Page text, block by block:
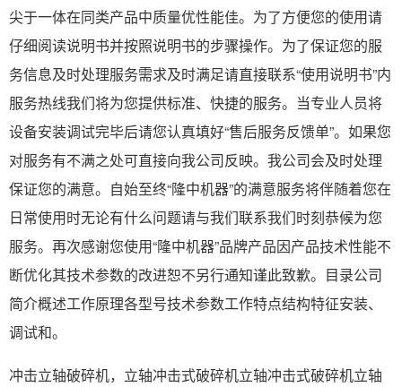
尖于一体在同类产品中质量优性能佳。为了方便您的使用请
仔细阅读说明书并按照说明书的步骤操作。为了保证您的服
务信息及时处理服务需求及时满足请直接联系“使用说明书”内
服务热线我们将为您提供标准、快捷的服务。当专业人员将
设备安装调试完毕后请您认真填好“售后服务反馈单”。如果您
对服务有不满之处可直接向我公司反映。我公司会及时处理
保证您的满意。自始至终“隆中机器”的满意服务将伴随着您在
日常使用时无论有什么问题请与我们联系我们时刻恭候为您
服务。再次感谢您使用“隆中机器”品牌产品因产品技术性能不
断优化其技术参数的改进恕不另行通知谨此致歉。目录公司
简介概述工作原理各型号技术参数工作特点结构特征安装、
调试和。
冲击立轴破碎机，立轴冲击式破碎机立轴冲击式破碎机立轴